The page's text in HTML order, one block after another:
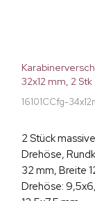
32x12 mm, 2 Stk
16101CCfg-
2 Stück
Drehöse,
32 mm, Breite
Drehöse: